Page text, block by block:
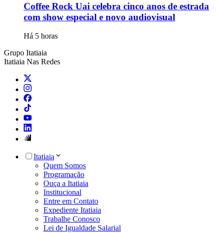
Coffee Rock Uai celebra cinco anos de estrada
com show especial e novo audiovisual
Há 5 horas
Grupo Itatiaia
Itatiaia Nas Redes
Itatiaia
Quem Somos
Programação
Ouça a Itatiaia
Institucional
Entre em Contato
Expediente Itatiaia
Trabalhe Conosco
Lei de Igualdade Salarial